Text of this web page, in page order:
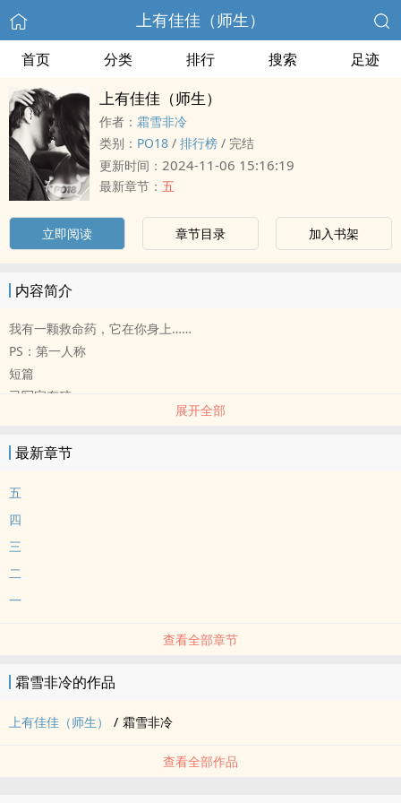
上有佳佳（师生）
首页 分类 排行 搜索 足迹
上有佳佳（师生）
作者： 霜雪非冷
类别： PO18 / 排行榜 / 完结
更新时间： 2024-11-06 15:16:19
最新章节： 五
立即阅读 章节目录 加入书架
内容简介
我有一颗救命药，它在你身上……
PS：第一人称
短篇
已写完存稿
展开全部
最新章节
五
四
三
二
一
查看全部章节
霜雪非冷的作品
上有佳佳（师生） / 霜雪非冷
查看全部作品